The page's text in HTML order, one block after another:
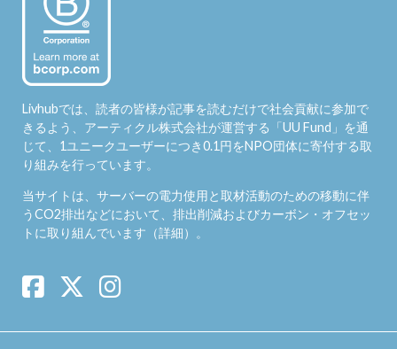
Livhubでは、読者の皆様が記事を読むだけで社会貢献に参加で
きるよう、アーティクル株式会社が運営する「UU Fund 」を通
じて、1ユニークユーザーにつき0.1円をNPO団体に寄付する取
り組みを行っています。
当サイトは、サーバーの電力使用と取材活動のための移動に伴
うCO2排出などにおいて、排出削減およびカーボン・オフセッ
トに取り組んでいます（詳細）。